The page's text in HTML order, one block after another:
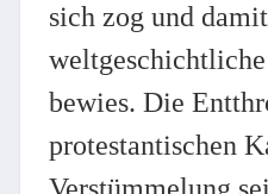
sich zog und
bewies. Die
protestantischen